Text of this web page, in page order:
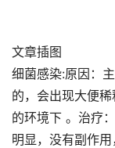
文章插图
细菌感染:原因：
的，会出现大便
的环境下 。治疗
明显，没有副作用